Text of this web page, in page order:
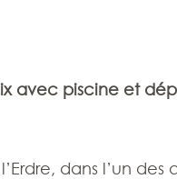
avec piscine et
dans l’un des